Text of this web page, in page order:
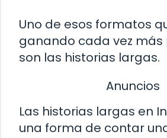
Uno de esos formatos
ganando cada vez
son las historias largas.
Anuncios
Las historias largas en
una forma de contar